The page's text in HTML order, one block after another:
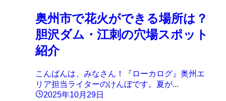
奥州市で花火ができる場所は？
胆沢ダム・江刺の穴場スポット
紹介
こんばんは、みなさん！『ローカログ』奥州エ
リア担当ライターのけんぼです。夏が...
2025年10月29日